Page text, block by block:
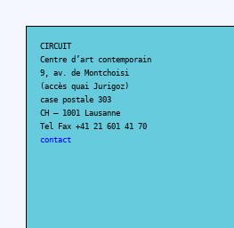
CIRCUIT
Centre d’art contemporain
9, av. de Montchoisi
(accès quai Jurigoz)
case postale 303
CH – 1001 Lausanne
Tel Fax +41 21 601 41 70
contact